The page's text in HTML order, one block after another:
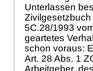
Unterlassen
Zivilgesetzbuch
5C.28/1993
geartetes
schon voraus:
Art. 28 Abs. 1
Arbeitgeber,